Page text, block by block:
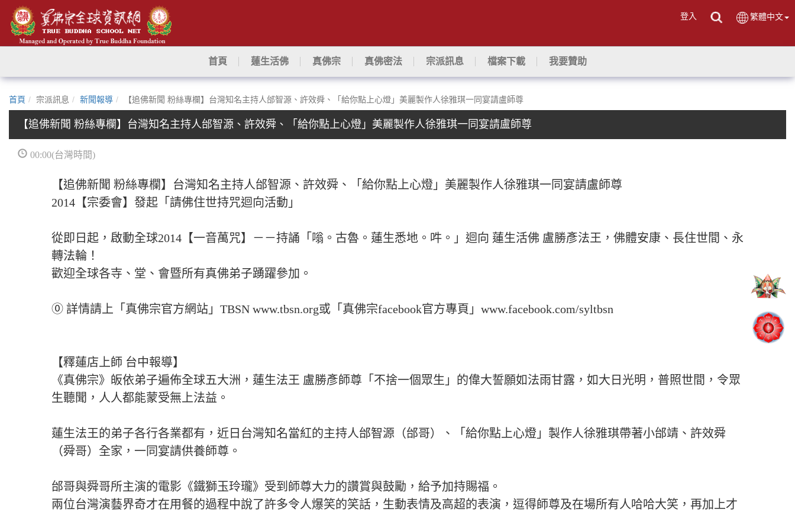
登入 繁體中文
首頁 蓮生活佛 真佛宗 真佛密法 宗派訊息 檔案下載 我要贊助
首頁 宗派訊息 新聞報導 【追佛新聞 粉絲專欄】台灣知名主持人邰智源、許效舜、「給你點上心燈」美麗製作人徐雅琪一同宴請盧師尊
【追佛新聞 粉絲專欄】台灣知名主持人邰智源、許效舜、「給你點上心燈」美麗製作人徐雅琪一同宴請盧師尊
00:00(台灣時間)
【追佛新聞 粉絲專欄】台灣知名主持人邰智源、許效舜、「給你點上心燈」美麗製作人徐雅琪一同宴請盧師尊
2014【宗委會】發起「請佛住世持咒迴向活動」
從即日起，啟動全球2014【一音萬咒】－－持誦「嗡。古魯。蓮生悉地。吽。」迴向 蓮生活佛 盧勝彥法王，佛體安康、長住世間、永
轉法輪！
歡迎全球各寺、堂、會暨所有真佛弟子踴躍參加。
⓪ 詳情請上「真佛宗官方網站」TBSN www.tbsn.org或「真佛宗facebook官方專頁」www.facebook.com/syltbsn
【釋蓮店上師 台中報導】
《真佛宗》皈依弟子遍佈全球五大洲，蓮生法王 盧勝彥師尊「不捨一個眾生」的偉大誓願如法雨甘露，如大日光明，普照世間，令眾
生聽聞，人人都能蒙受無上法益。
蓮生法王的弟子各行各業都有，近日台灣知名當紅的主持人邰智源（邰哥）、「給你點上心燈」製作人徐雅琪帶著小邰靖、許效舜
（舜哥）全家，一同宴請供養師尊。
邰哥與舜哥所主演的電影《鐵獅玉玲瓏》受到師尊大力的讚賞與鼓勵，給予加持賜福。
兩位台灣演藝界奇才在用餐的過程中說了許多令人爆笑的笑話，生動表情及高超的表演，逗得師尊及在場所有人哈哈大笑，再加上才